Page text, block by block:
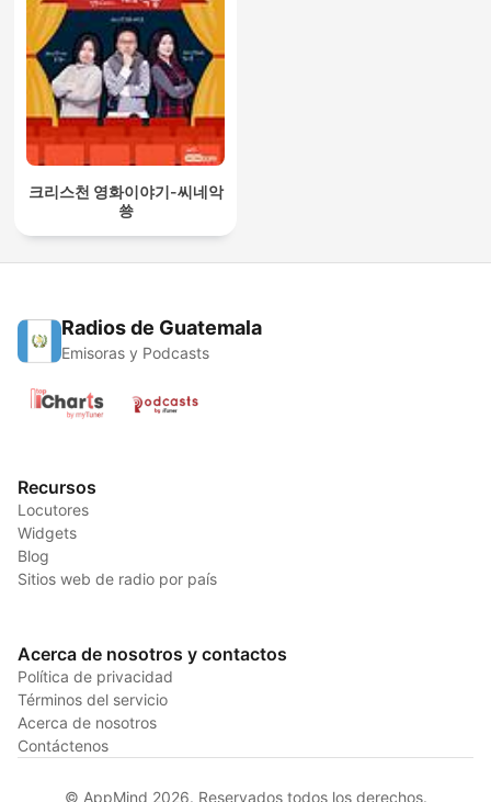
크리스천 영화이야기-씨네악
쑝
Radios de Guatemala
Emisoras y Podcasts
Recursos
Locutores
Widgets
Blog
Sitios web de radio por país
Acerca de nosotros y contactos
Política de privacidad
Términos del servicio
Acerca de nosotros
Contáctenos
© AppMind 2026. Reservados todos los derechos.